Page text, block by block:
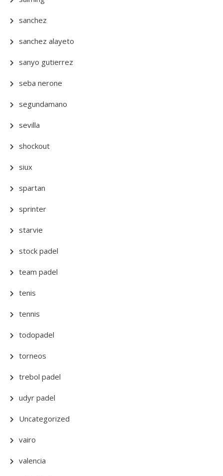
sanchez
sanchez alayeto
sanyo gutierrez
seba nerone
segundamano
sevilla
shockout
siux
spartan
sprinter
starvie
stock padel
team padel
tenis
tennis
todopadel
torneos
trebol padel
udyr padel
Uncategorized
vairo
valencia